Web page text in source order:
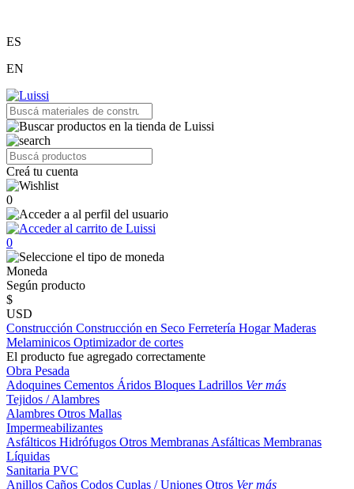
ES
EN
Creá tu cuenta
0
0
Moneda
Según producto
$
USD
Construcción Construcción en Seco Ferretería HogarMaderas
Melaminicos Optimizador de cortes
El producto fue agregado correctamente
Obra Pesada
Adoquines Cementos Áridos Bloques Ladrillos Ver más
Tejidos / Alambres
Alambres Otros Mallas
Impermeabilizantes
Asfálticos Hidrófugos Otros Membranas Asfálticas Membranas
Líquidas
Sanitaria PVC
Anillos Caños Codos Cuplas / Uniones Otros Ver más